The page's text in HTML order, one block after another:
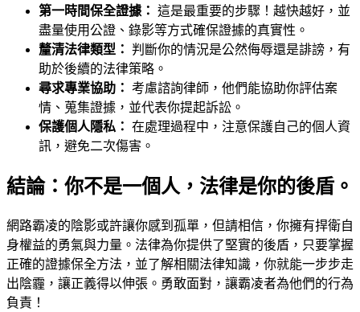
第一時間保全證據： 這是最重要的步驟！越快越好，並
盡量使用公證、錄影等方式確保證據的真實性。
釐清法律類型： 判斷你的情況是公然侮辱還是誹謗，有
助於後續的法律策略。
尋求專業協助： 考慮諮詢律師，他們能協助你評估案
情、蒐集證據，並代表你提起訴訟。
保護個人隱私： 在處理過程中，注意保護自己的個人資
訊，避免二次傷害。
結論：你不是一個人，法律是你的後盾。
網路霸凌的陰影或許讓你感到孤單，但請相信，你擁有捍衛自
身權益的勇氣與力量。法律為你提供了堅實的後盾，只要掌握
正確的證據保全方法，並了解相關法律知識，你就能一步步走
出陰霾，讓正義得以伸張。勇敢面對，讓霸凌者為他們的行為
負責！